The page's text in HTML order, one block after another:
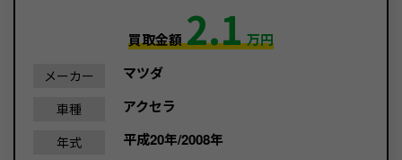
買取金額2.1万円
メーカー マツダ
車種 アクセラ
年式 平成20年/2008年